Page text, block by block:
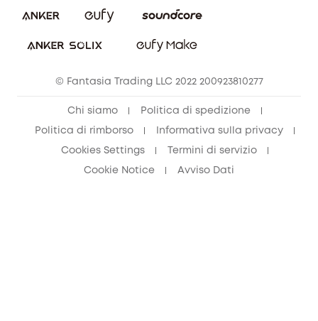
© Fantasia Trading LLC 2022 200923810277
Chi siamo Politica di spedizione
Politica di rimborso Informativa sulla privacy
Cookies Settings Termini di servizio
Cookie Notice Avviso Dati